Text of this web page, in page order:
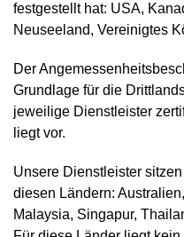
festgestellt hat: USA,
Neuseeland, Vereinigtes
Der
Grundlage für die
jeweilige Dienstleister
liegt vor.
Unsere Dienstleister
diesen Ländern:
Malaysia, Singapur,